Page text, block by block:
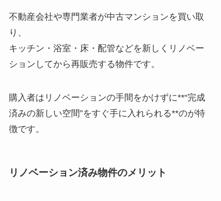
不動産会社や専門業者が中古マンションを買い取
り、
キッチン・浴室・床・配管などを新しくリノベー
ションしてから再販売する物件です。
購入者はリノベーションの手間をかけずに**“完成
済みの新しい空間”をすぐ手に入れられる**のが特
徴です。
リノベーション済み物件のメリット